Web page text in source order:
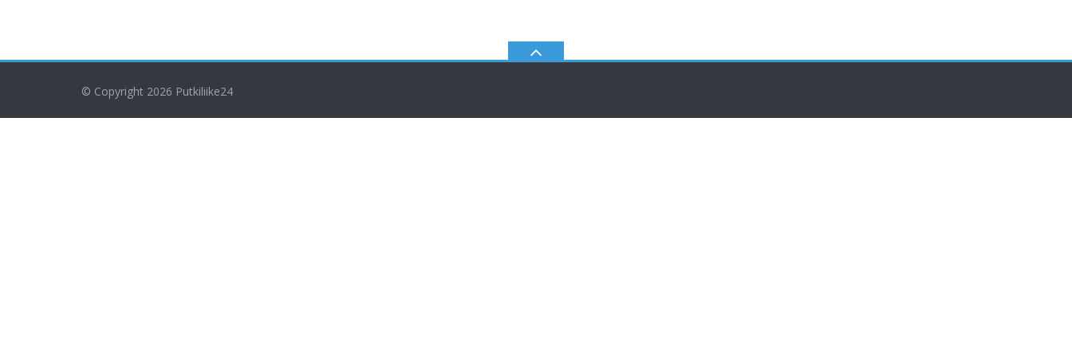
© Copyright 2026 Putkiliike24